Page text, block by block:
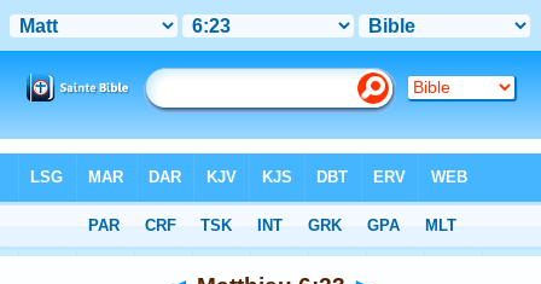
Chapitre 6 > Verset 23